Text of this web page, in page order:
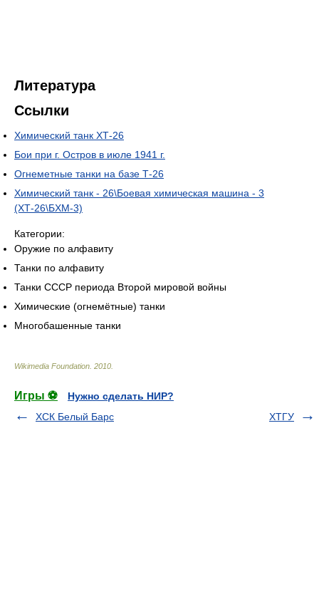
Литература
Ссылки
Химический танк ХТ-26
Бои при г. Остров в июле 1941 г.
Огнеметные танки на базе Т-26
Химический танк - 26\Боевая химическая машина - 3
(ХТ-26\БХМ-3)
Категории:
Оружие по алфавиту
Танки по алфавиту
Танки СССР периода Второй мировой войны
Химические (огнемётные) танки
Многобашенные танки
Wikimedia Foundation 2010
Игры ⚽
Нужно сделать НИР?
ХСК Белый Барс
ХТГУ